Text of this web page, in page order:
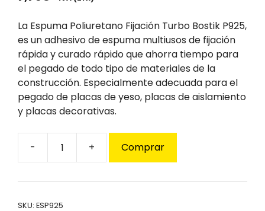
La Espuma Poliuretano Fijación Turbo Bostik P925,
es un adhesivo de espuma multiusos de fijación
rápida y curado rápido que ahorra tiempo para
el pegado de todo tipo de materiales de la
construcción. Especialmente adecuada para el
pegado de placas de yeso, placas de aislamiento
y placas decorativas.
Espuma
Fijación
Comprar
SKU: ESP925